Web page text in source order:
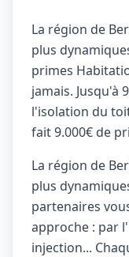
La région de
plus
primes
jamais. Jusqu'à
l'isolation du
fait 9.000€ de
La région de
plus
partenaires
approche : par
injection...